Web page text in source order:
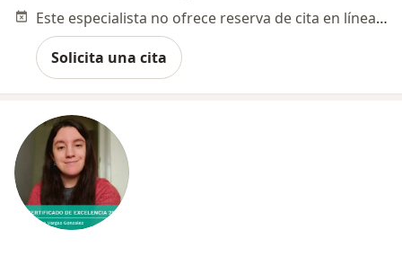
Este especialista no ofrece reserva de cita en línea en esta dirección.
Solicita una cita